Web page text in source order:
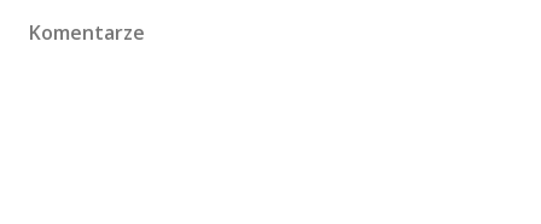
Komentarze